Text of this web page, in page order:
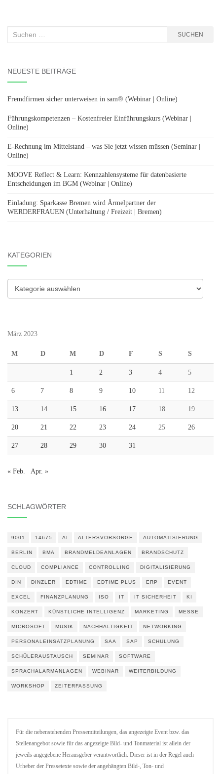
Suchen
SUCHEN
NEUESTE BEITRÄGE
Fremdfirmen sicher unterweisen in sam® (Webinar | Online)
Führungskompetenzen – Kostenfreier Einführungskurs (Webinar |
Online)
E-Rechnung im Mittelstand – was Sie jetzt wissen müssen (Seminar |
Online)
MOOVE Reflect & Learn: Kennzahlensysteme für datenbasierte
Entscheidungen im BGM (Webinar | Online)
Einladung: Sparkasse Bremen wird Ärmelpartner der
WERDERFRAUEN (Unterhaltung / Freizeit | Bremen)
KATEGORIEN
Kategorien
März 2023
M D M D F S S
1 2 3 4 5
6 7 8 9 10 11 12
13 14 15 16 17 18 19
20 21 22 23 24 25 26
27 28 29 30 31
« Feb. Apr. »
SCHLAGWÖRTER
9001 14675 AI ALTERSVORSORGE AUTOMATISIERUNG
BERLIN BMA BRANDMELDEANLAGEN BRANDSCHUTZ
CLOUD COMPLIANCE CONTROLLING DIGITALISIERUNG
DIN DINZLER EDTIME EDTIME PLUS ERP EVENT
EXCEL FINANZPLANUNG ISO IT IT SICHERHEIT KI
KONZERT KÜNSTLICHE INTELLIGENZ MARKETING MESSE
MICROSOFT MUSIK NACHHALTIGKEIT NETWORKING
PERSONALEINSATZPLANUNG SAA SAP SCHULUNG
SCHÜLERAUSTAUSCH SEMINAR SOFTWARE
SPRACHALARMANLAGEN WEBINAR WEITERBILDUNG
WORKSHOP ZEITERFASSUNG
Für die nebenstehenden Pressemitteilungen, das angezeigte Event bzw. das
Stellenangebot sowie für das angezeigte Bild- und Tonmaterial ist allein der
jeweils angegebene Herausgeber verantwortlich. Dieser ist in der Regel auch
Urheber der Pressetexte sowie der angehängten Bild-, Ton- und